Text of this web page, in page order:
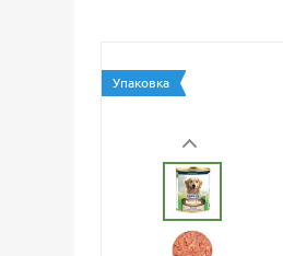
Упаковка